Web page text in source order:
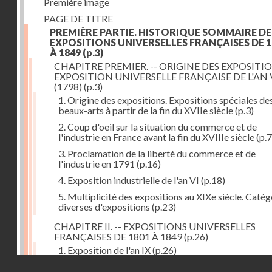
PAGE DE TITRE
PREMIÈRE PARTIE. HISTORIQUE SOMMAIRE
EXPOSITIONS UNIVERSELLES FRANÇAISES DE
À 1849 (p.3)
CHAPITRE PREMIER. -- ORIGINE DES
EXPOSITION UNIVERSELLE FRANÇAISE DE L'AN
(1798) (p.3)
1. Origine des expositions. Expositions spéciales
beaux-arts à partir de la fin du XVIIe siècle(p.3)
2. Coup d'oeil sur la situation du commerce et de
l'industrie en France avant la fin du XVIIIe siècle
3. Proclamation de la liberté du commerce et de
l'industrie en 1791 (p.16)
4. Exposition industrielle de l'an VI (p.18)
5. Multiplicité des expositions au XIXe siècle.
diverses d'expositions (p.23)
CHAPITRE II. -- EXPOSITIONS UNIVERSELLES
FRANÇAISES DE 1801 À 1849(p.26)
1. Exposition de l'an IX(p.26)